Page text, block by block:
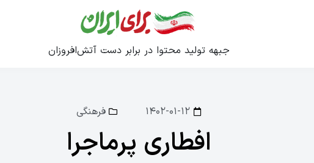
جبهه تولید محتوا در برابر دست آتش‌افروزان
۱۴۰۲-۰۱-۱۲ فرهنگی
افطاری پرماجرا